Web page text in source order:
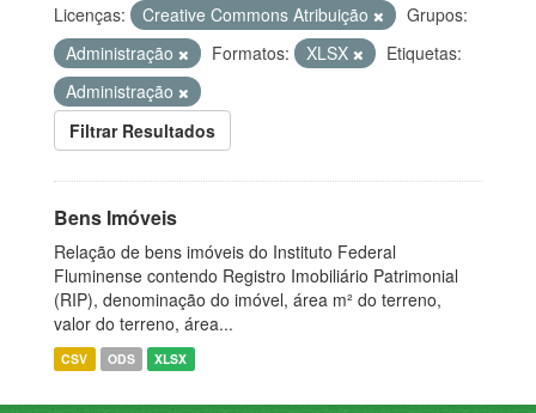
Licenças: Creative Commons Atribuição
Grupos:
Administração
Formatos: XLSX
Etiquetas:
Administração
Filtrar Resultados
Bens Imóveis
Relação de bens imóveis do Instituto Federal
Fluminense contendo Registro Imobiliário Patrimonial
(RIP), denominação do imóvel, área m² do terreno,
valor do terreno, área...
CSV ODS XLSX